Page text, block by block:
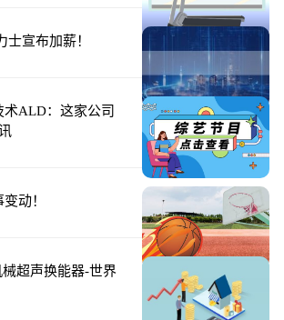
士宣布加薪！
ALD：这家公司
动！
超声换能器-世界